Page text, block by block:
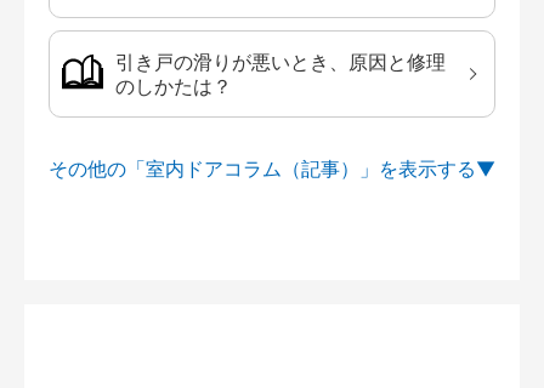
引き戸の滑りが悪いとき、原因と修理
のしかたは？
その他の「室内ドアコラム（記事）」を